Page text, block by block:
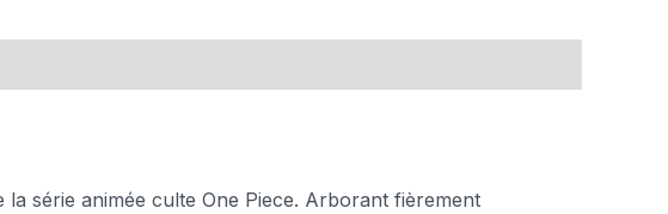
la série animée culte One Piece. Arborant fièrement